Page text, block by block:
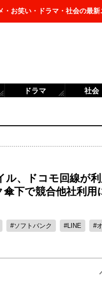
・お笑い・ドラマ・社会の最新
ル、ドコモ回線が
下で競合他社利用
ソフトバンク LINE
ドラマ 社会